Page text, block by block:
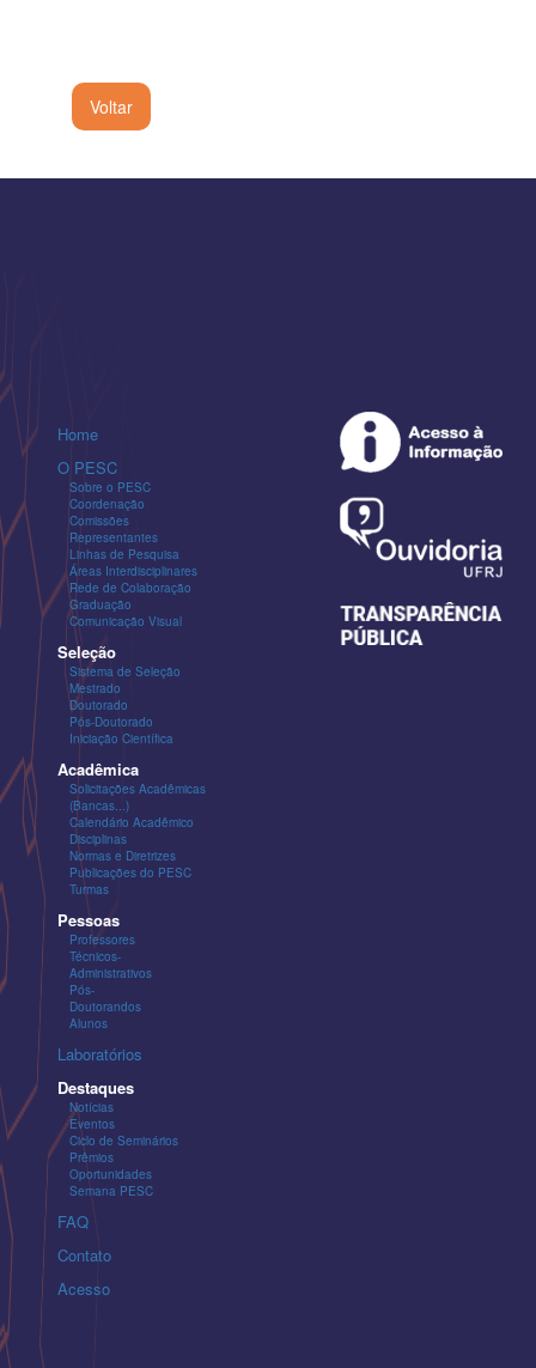
Voltar
Home
O PESC
Sobre o PESC
Coordenação
Comissões
Representantes
Linhas de Pesquisa
Áreas Interdisciplinares
Rede de Colaboração
Graduação
Comunicação Visual
Seleção
Sistema de Seleção
Mestrado
Doutorado
Pós-Doutorado
Iniciação Científica
Acadêmica
Solicitações Acadêmicas
(Bancas...)
Calendário Acadêmico
Disciplinas
Normas e Diretrizes
Publicações do PESC
Turmas
Pessoas
Professores
Técnicos-
Administrativos
Pós-
Doutorandos
Alunos
Laboratórios
Destaques
Notícias
Eventos
Ciclo de Seminários
Prêmios
Oportunidades
Semana PESC
FAQ
Contato
Acesso